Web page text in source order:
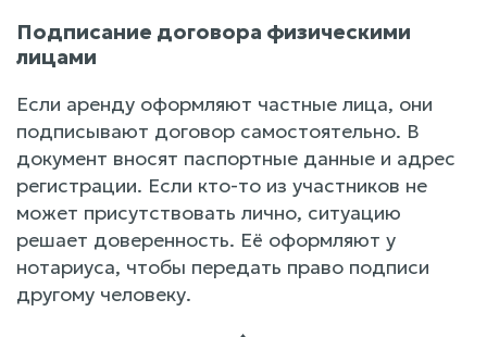
Подписание договора физическими
лицами
Если аренду оформляют частные лица, они
подписывают договор самостоятельно. В
документ вносят паспортные данные и адрес
регистрации. Если кто-то из участников не
может присутствовать лично, ситуацию
решает доверенность. Её оформляют у
нотариуса, чтобы передать право подписи
другому человеку.